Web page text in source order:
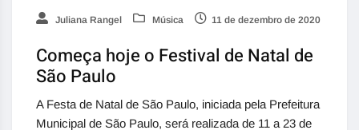
Juliana Rangel Música 11 de dezembro de 2020
Começa hoje o Festival de Natal de
São Paulo
A Festa de Natal de São Paulo, iniciada pela Prefeitura
Municipal de São Paulo, será realizada de 11 a 23 de